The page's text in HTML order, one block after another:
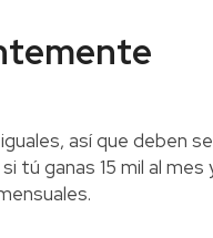
así que deben
tú ganas 15 mil al